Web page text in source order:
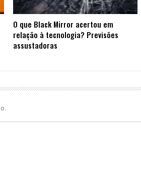
O que Black Mirror acertou em
relação à tecnologia? Previsões
assustadoras